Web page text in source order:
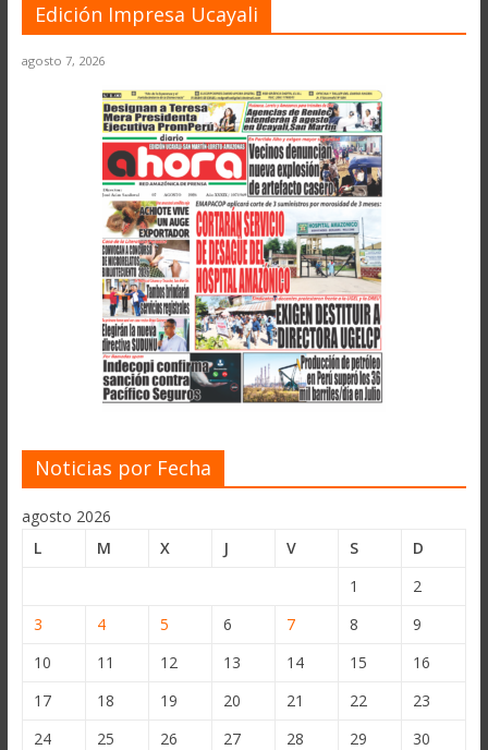
Edición Impresa Ucayali
agosto 7, 2026
Noticias por Fecha
agosto 2026
L
M X J V S
D
1
2
3
4 5 6 7 8
9
10
11 12 13 14 15
16
17
18 19 20 21 22
23
24
25 26 27 28 29
30